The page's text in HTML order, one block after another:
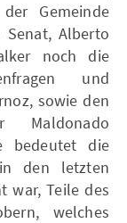
Gemeinde
Alberto
noch die
und
sowie den
Maldonado
bedeutet die
den letzten
war, Teile des
welches